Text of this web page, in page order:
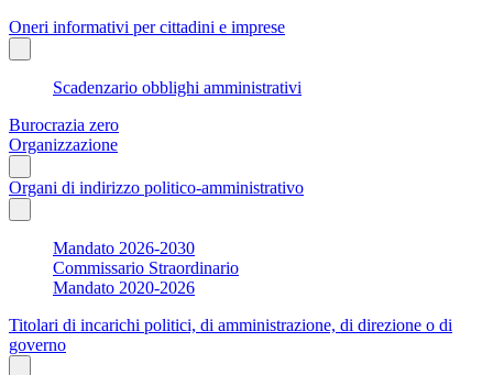
Oneri informativi per cittadini e imprese
Scadenzario obblighi amministrativi
Burocrazia zero
Organizzazione
Organi di indirizzo politico-amministrativo
Mandato 2026-2030
Commissario Straordinario
Mandato 2020-2026
Titolari di incarichi politici, di amministrazione, di direzione o di
governo